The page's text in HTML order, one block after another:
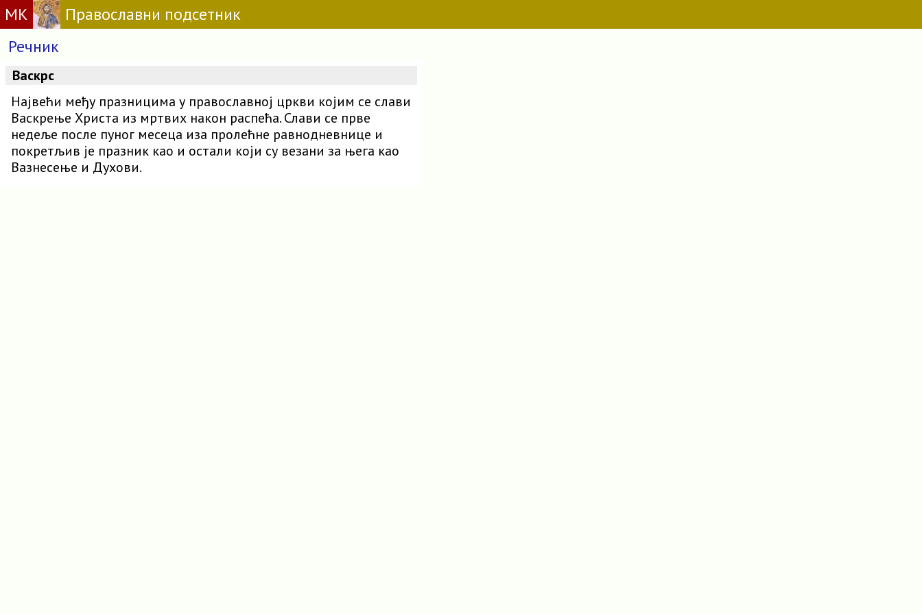
МК
Православни подсетник
Речник
Васкрс
Највећи међу празницима у православној цркви којим се слави
Васкрење Христа из мртвих након распећа. Слави се прве
недеље после пуног месеца иза пролећне равнодневнице и
покретљив је празник као и остали који су везани за њега као
Вазнесење и Духови.